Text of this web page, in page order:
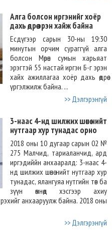
Алга болсон иргэнийг хоёр
дахь өдрөө эрэн хайж байна
Есдүгээр сарын 30-ны 19:30
минутын орчим сураггүй алга
болсон Мөрөн сумын харьяат
эрэгтэй 55 настай иргэн Б-г эрэн
хайх ажиллагаа хоёр дахь өдрөө
үргэлжилж байна. ...
>> Дэлгэрэнгүй
3-наас 4-нд шилжих шөнө нийт
нутгаар хур тунадас орно
2018 оны 10 дугаар сарын 02 №
275 Малчид, тариаланчид, ард
иргэдиййн анхааралд: 3-наас 4-
нд шилжих шөнө нийт нутгаар хур
тунадас, ялангуяа нутгийн төв ба
зүүн өмнөд хэсгээр ахиу
анхааруулж байна. 2018 оны
>> Дэлгэрэнгүй